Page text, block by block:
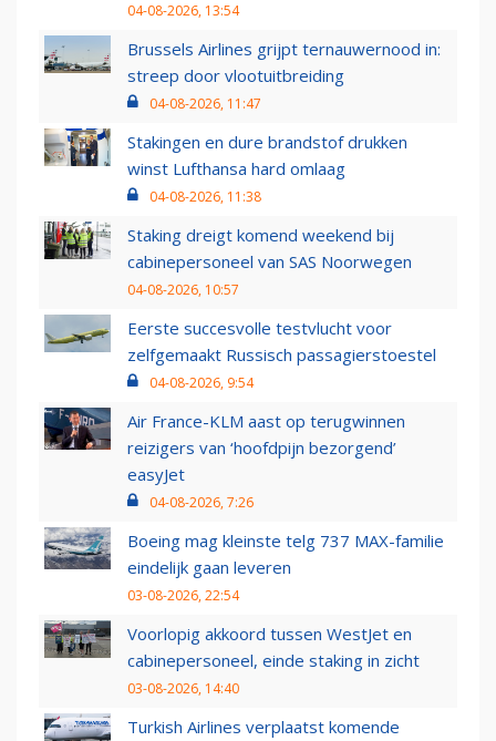
04-08-2026, 13:54
Brussels Airlines grijpt ternauwernood in:
streep door vlootuitbreiding
04-08-2026, 11:47
Stakingen en dure brandstof drukken
winst Lufthansa hard omlaag
04-08-2026, 11:38
Staking dreigt komend weekend bij
cabinepersoneel van SAS Noorwegen
04-08-2026, 10:57
Eerste succesvolle testvlucht voor
zelfgemaakt Russisch passagierstoestel
04-08-2026, 9:54
Air France-KLM aast op terugwinnen
reizigers van ‘hoofdpijn bezorgend’
easyJet
04-08-2026, 7:26
Boeing mag kleinste telg 737 MAX-familie
eindelijk gaan leveren
03-08-2026, 22:54
Voorlopig akkoord tussen WestJet en
cabinepersoneel, einde staking in zicht
03-08-2026, 14:40
Turkish Airlines verplaatst komende